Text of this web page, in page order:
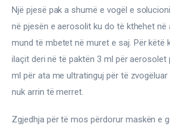
Një pjesë pak a shumë e vogël e
në pjesën e aerosolit ku do të kthehet në
mund të mbetet në muret e saj. Për këtë
ilaçit deri në të paktën 3 ml për aerosolet
ml për ata me ultratinguj për të
nuk arrin të merret.
Zgjedhja për të mos përdorur maskën e